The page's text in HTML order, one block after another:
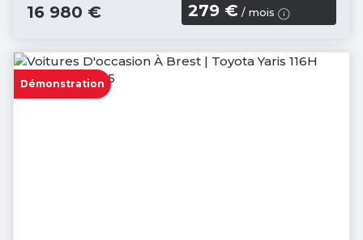
16 980 € 279 € / mois
Démonstration